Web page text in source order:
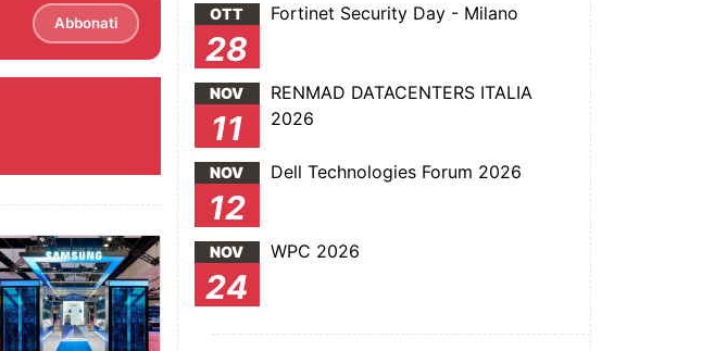
Abbonati OTT
28
Fortinet Security Day - Milano
NOV
11
RENMAD DATACENTERS ITALIA
2026
NOV
12
Dell Technologies Forum 2026
NOV
24
WPC 2026